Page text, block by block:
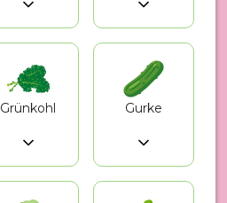
Grünkohl Gurke